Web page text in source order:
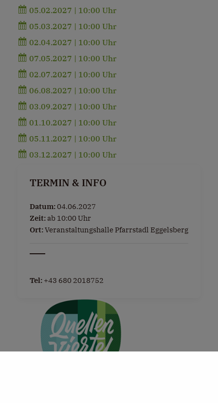
05.02.2027 | 10:00 Uhr
05.03.2027 | 10:00 Uhr
02.04.2027 | 10:00 Uhr
07.05.2027 | 10:00 Uhr
02.07.2027 | 10:00 Uhr
06.08.2027 | 10:00 Uhr
03.09.2027 | 10:00 Uhr
01.10.2027 | 10:00 Uhr
05.11.2027 | 10:00 Uhr
03.12.2027 | 10:00 Uhr
TERMIN & INFO
Datum:04.06.2027
Zeit: ab 10:00 Uhr
Ort:Veranstaltungshalle Pfarrstadl Eggelsberg
Tel: +43 680 2018752